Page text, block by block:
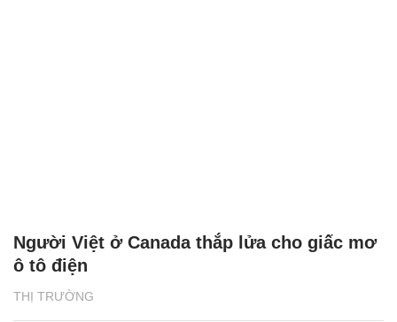
THỊ TRƯỜNG
Người Việt ở Canada thắp lửa cho giấc mơ
ô tô điện